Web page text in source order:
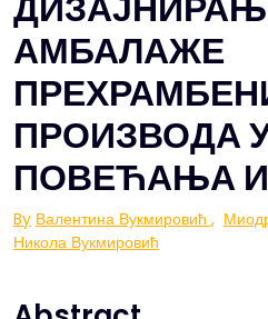
АМБАЛАЖЕ
ПРОИЗВОДА
ПОВЕЋАЊА
By Валентина Вукмировић ,
Никола Вукмировић